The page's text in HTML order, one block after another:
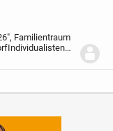
Familientraum
Individualisten
und eine
Die bodentiefen